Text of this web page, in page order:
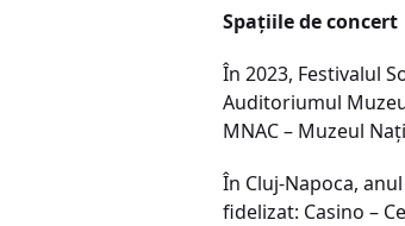
Spațiile de concert
În 2023, Festivalul
Auditoriumul
MNAC – Muzeul
În Cluj-Napoca,
fidelizat: Casino –